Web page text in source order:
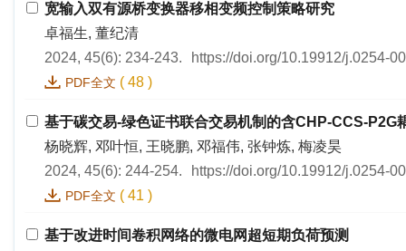
宽输入双有源桥变换器移相变频控制策略研究
卓福生, 董纪清
2024, 45(6): 234-243.
https://doi.org/10.19912/j.0254-
PDF全文 ( 48 )
基于碳交易-绿色证书联合交易机制的含CHP-CCS-P2G
杨晓辉, 邓叶恒, 王晓鹏, 邓福伟, 张钟炼, 梅凌昊
2024, 45(6): 244-254.
https://doi.org/10.19912/j.0254-
PDF全文 ( 41 )
基于改进时间卷积网络的微电网超短期负荷预测